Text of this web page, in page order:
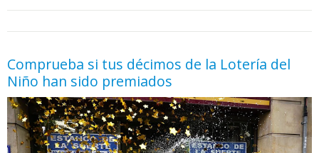
Comprueba si tus décimos de la Lotería del
Niño han sido premiados